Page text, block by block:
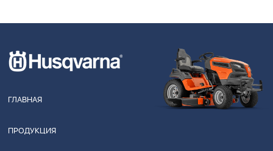
ГЛАВНАЯ
ПРОДУКЦИЯ